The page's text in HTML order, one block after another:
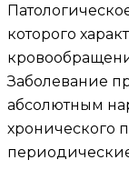
которого
Заболевание
абсолютным
хронического